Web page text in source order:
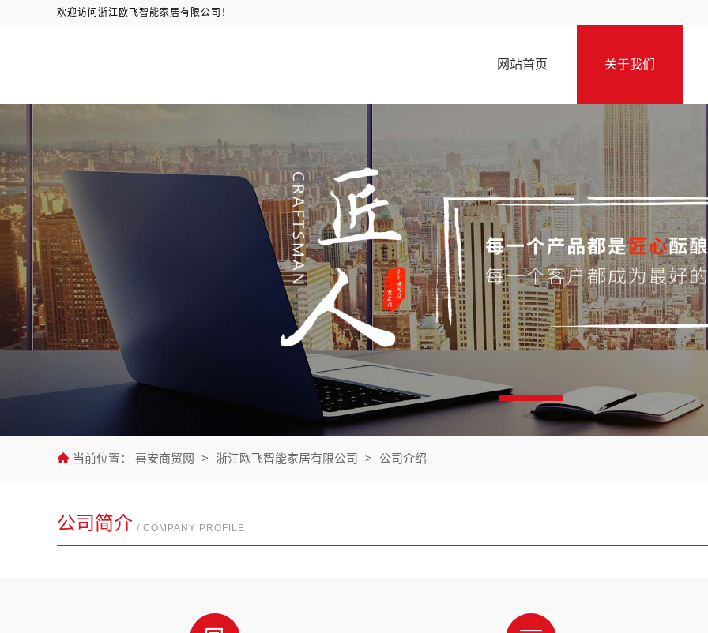
欢迎访问浙江欧飞智能家居有限公司！
网站首页 关于我们
当前位置： 喜安商贸网 > 浙江欧飞智能家居有限公司 > 公司介绍
公司简介 / COMPANY PROFILE